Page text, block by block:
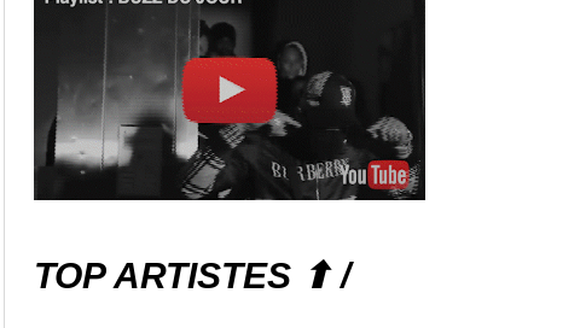
TOP ARTISTES ⬆ /